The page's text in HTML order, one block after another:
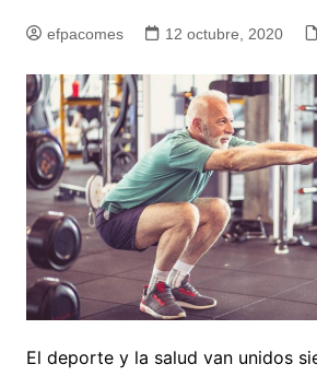
efpacomes 12 octubre, 2020
El deporte y la salud van unidos